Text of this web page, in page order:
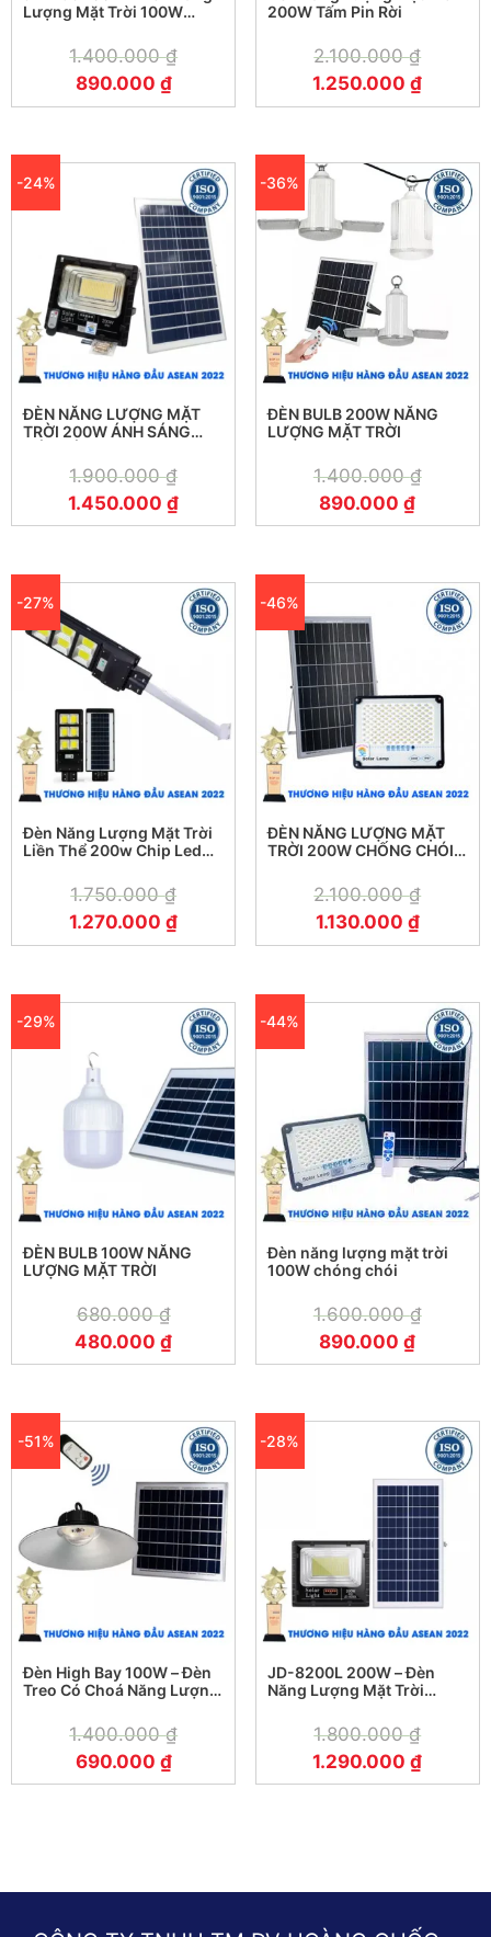
Lượng Mặt Trời 100W
1.400.000₫
890.000 ₫
200W Tấm Pin Rời
2.100.000₫
1.250.000₫
-24%
ĐÈN NĂNG LƯỢNG MẶT
TRỜI 200W ÁNH SÁNG
1.900.000₫
1.450.000₫
-36%
ĐÈN BULB 200W NĂNG
LƯỢNG MẶT TRỜI
1.400.000₫
890.000₫
-27%
Đèn Năng Lượng Mặt Trời
Liền Thể 200w Chip Led
1.750.000₫
1.270.000₫
-46%
ĐÈN NĂNG LƯỢNG MẶT
TRỜI 200W CHỐNG CHÓI
2.100.000₫
1.130.000 ₫
-29%
ĐÈN BULB 100W NĂNG
LƯỢNG MẶT TRỜI
680.000₫
480.000₫
-44%
Đèn năng lượng mặt trời
100W chóng chói
1.600.000₫
890.000₫
-51%
Đèn High Bay 100W – Đèn
Treo Có Choá Năng Lượng
1.400.000₫
690.000 ₫
-28%
JD-8200L 200W – Đèn
Năng Lượng Mặt Trời
1.800.000₫
1.290.000₫